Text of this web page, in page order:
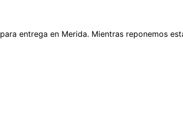
para entrega en Merida. Mientras reponemos